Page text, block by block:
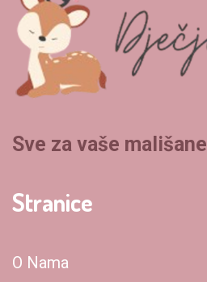
Sve za vaše mališane
Stranice
O Nama